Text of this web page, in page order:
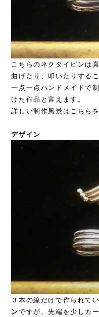
こちらのネクタイピンは
曲げたり、叩いたりする
一点一点ハンドメイドで
けた作品と言えます。
詳しい制作風景は こちら
デザイン
３本の線だけで作られて
ンですが、先端を少しカ